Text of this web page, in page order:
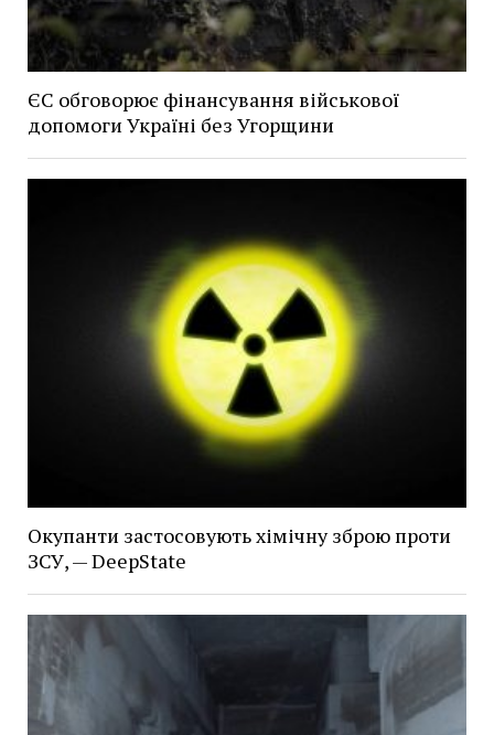
ЄС обговорює фінансування військової
допомоги Україні без Угорщини
Окупанти застосовують хімічну зброю проти
ЗСУ, — DeepState